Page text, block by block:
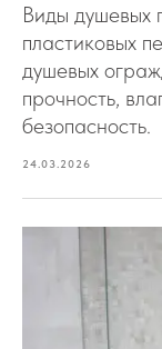
Виды душевых
пластиковых
душевых
прочность,
безопасность.
24.03.2026